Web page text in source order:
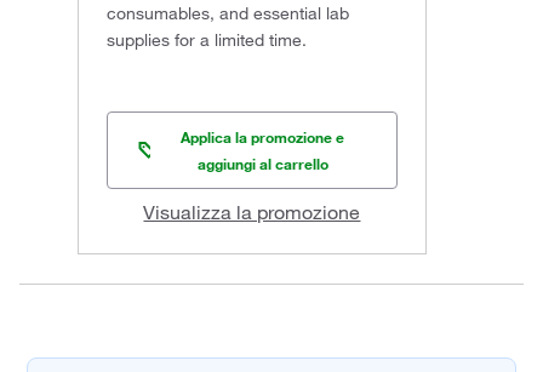
consumables, and essential lab
supplies for a limited time.
Applica la promozione e
aggiungi al carrello
Visualizza la promozione